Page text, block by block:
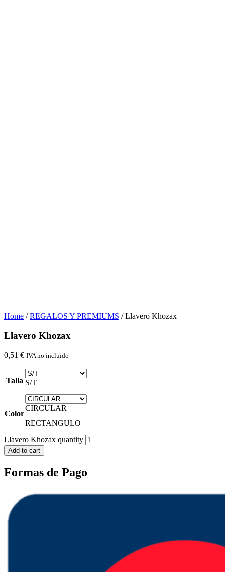
Home /REGALOS Y PREMIUMS / Llavero Khozax
Llavero Khozax
0,51 € IVA no incluido
Talla S/T
Color
CIRCULAR
RECTANGULO
Llavero Khozax quantity
Add to cart
Formas de Pago